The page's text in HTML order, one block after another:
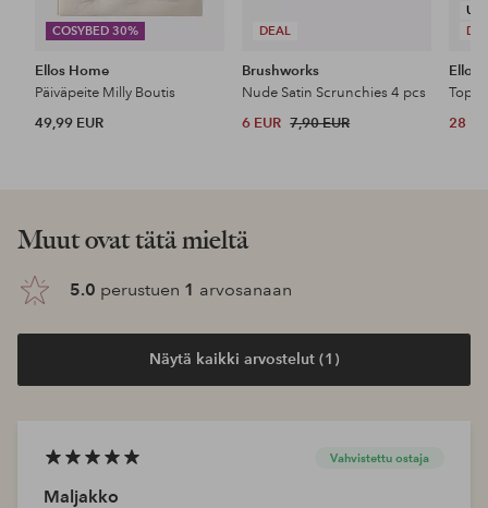
COSYBED 30%
Ellos Home
Päiväpeite Milly Boutis
49,99 EUR
DEAL
Brushworks
Nude Satin Scrunchies 4 pcs
6 EUR 7,90 EUR
Ellos
Top
28
Muut ovat tätä mieltä
5.0 perustuen 1 arvosanaan
Näytä kaikki arvostelut (1)
Vahvistettu ostaja
Maljakko